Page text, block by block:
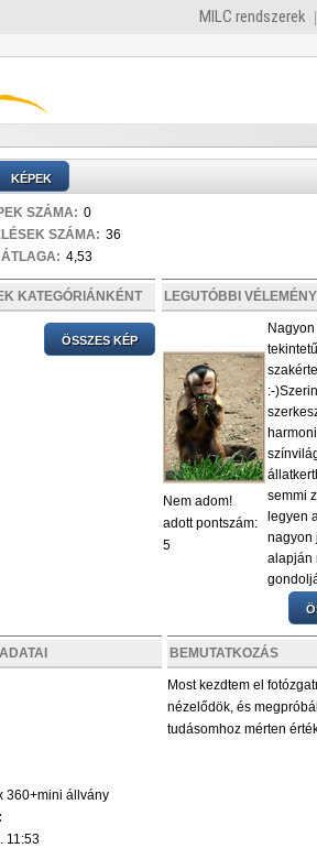
MILC rendszerek
KÉPEK
SZÁMA: 0
SZÁMA: 36
4,53
KATEGÓRIÁNKÉNT
ÖSSZES KÉP
LEGUTÓBBI VÉLEMÉNY
Nem adom!
adott pontszám:
5
:-
semmi
legyen
nagyon
alapján
360+mini állvány
11:53
BEMUTATKOZÁS
Most kezdtem el
nézelődök, és
tudásomhoz mérten